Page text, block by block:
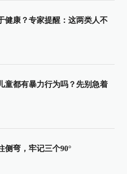
健康？专家提醒：这两类人不
童都有暴力行为吗？先别急着
侧弯，牢记三个90°